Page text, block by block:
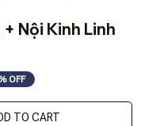
Nội Kinh Linh
OFF
TO CART